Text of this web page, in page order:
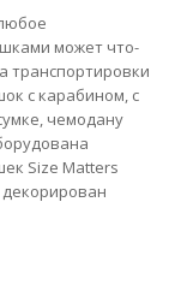
может что-
транспортировки
с карабином, с
чемодану
Size Matters